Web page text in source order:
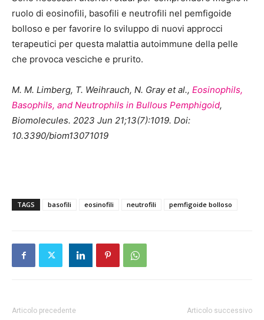
ruolo di eosinofili, basofili e neutrofili nel pemfigoide
bolloso e per favorire lo sviluppo di nuovi approcci
terapeutici per questa malattia autoimmune della pelle
che provoca vesciche e prurito.
M. M. Limberg, T. Weihrauch, N. Gray et al., Eosinophils,
Basophils, and Neutrophils in Bullous Pemphigoid,
Biomolecules. 2023 Jun 21;13(7):1019. Doi:
10.3390/biom13071019
TAGS basofili eosinofili neutrofili pemfigoide bolloso
Articolo precedente Articolo successivo